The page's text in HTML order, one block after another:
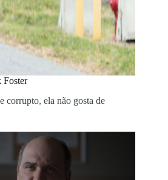
Foster
corrupto, ela não gosta de